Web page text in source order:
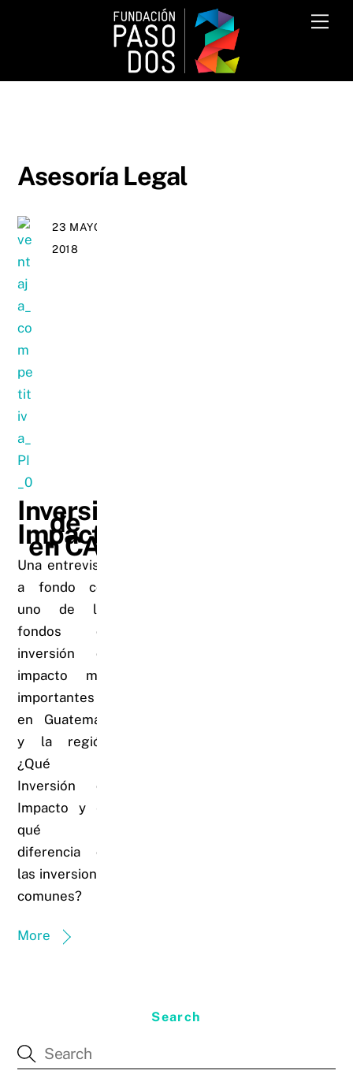
Asesoría Legal
23 MAYO,
2018
Inversión
de
Impacto
en CA
Una entrevista
a fondo con
uno de los
fondos de
inversión de
impacto más
importantes
en Guatemala
y la región:
¿Qué es
Inversión de
Impacto y en
qué se
diferencia de
las inversiones
comunes?
More
Search